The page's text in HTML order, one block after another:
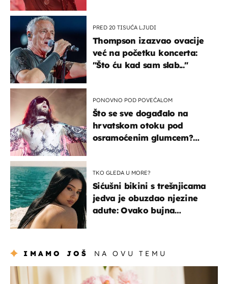
PRED 20 TISUĆA LJUDI
Thompson izazvao ovacije
već na početku koncerta:
"Što ću kad sam slab..."
PONOVNO POD POVEĆALOM
Što se sve događalo na
hrvatskom otoku pod
osramoćenim glumcem?
TKO GLEDA U MORE?
Sićušni bikini s trešnjicama
jedva je obuzdao njezine
adute: Ovako bujna
IMAMO JOŠ NA OVU TEMU
moda & ljepota